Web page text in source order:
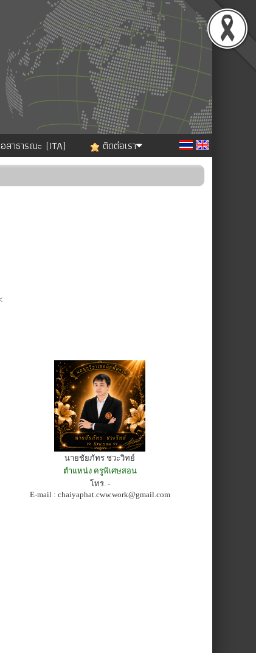
สาธารณะ (ITA) ติดต่อเรา
นายชัยภัทร ชวะวิทย์
ตำแหน่ง ครูพิเศษสอน
โทร. -
E-mail : chaiyaphat.cww.work@gmail.com